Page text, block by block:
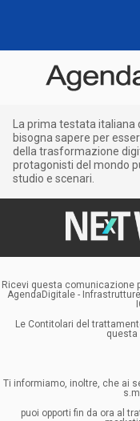
La prima testata
bisogna sapere per
della trasformazione
protagonisti del mondo
studio e scenari.
Ricevi questa comunicazione
AgendaDigitale -
Le Contitolari del
Ti informiamo, inoltre, che ai
puoi opporti fin da ora al